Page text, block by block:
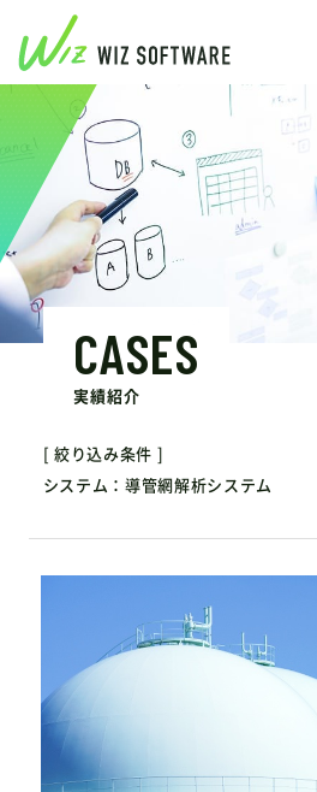
CASES
実績紹介
絞り込み条件
システム
導管網解析システム